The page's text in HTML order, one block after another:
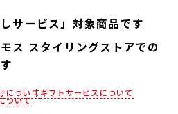
サービス」対象商品です
希望される場合は、商品を
会員限定のし・ラッピング
タンからお手続きくださ
ス スタイリングストアでの
は、各店舗までお電話にて
についてギフトサービスについて
ついて